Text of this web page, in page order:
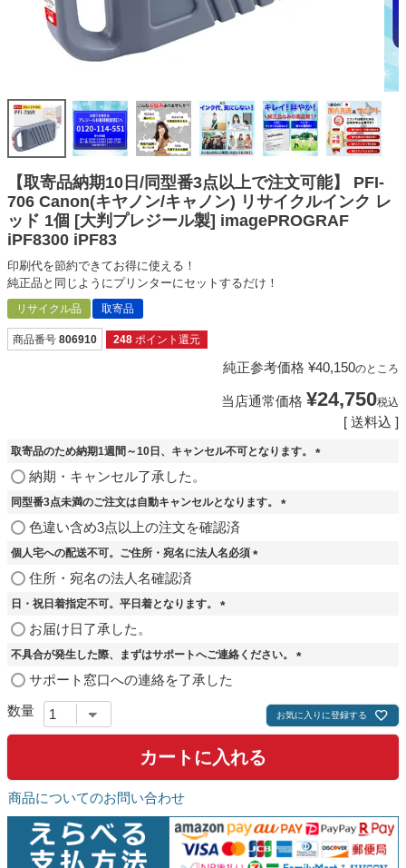
お客様の声
お店の紹介
ご利用ガイド
よくある質問
お問い合わせ
会員専用商品
説明書ダウンロード
【取寄品納期10日/同型番3点以上で注文可能】 PFI-
706 Canon(キヤノン/キャノン) リサイクルインク レ
ッド 1個 [大判プレジール製] imagePROGRAF
iPF8300 iPF83
印刷代を節約できてお得に使える！
純正品と同じようにプリンターにセットするだけ！
リサイクル品 取寄品
商品番号 806910 248 ポイント還元
純正参考価格 ¥40,150のところ
当店通常価格 ¥24,750税込
送料込
取寄品のため納期1週間～10日、キャンセル不可となります。
納期・キャンセル了承した。
同型番3点未満のご注文は自動キャンセルとなります。
色違い含め3点以上の注文を確認済
個人宅への配送不可。ご住所・宛名に法人名必須
住所・宛名の法人名確認済
日・祝日着指定不可。平日着となります。
須
)
お届け日了承した。
不具合が発生した際、まずはサポートへご連絡ください。
須
)
サポート窓口への連絡を了承した
お気に入りに登録する
カートに入れる
商品についてのお問い合わせ